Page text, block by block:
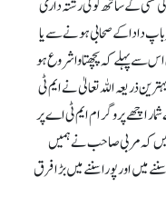
کسی کے ساتھ کوئی رشتہ داری
دادا کے صحابی ہونے سے یا
سے پہلے کہ پچھتاوا شروع ہو
ذریعہ اللہ تعالیٰ نے ایم ٹی
اچھے پروگرام ایم ٹی اے پر
کہ مربی صاحب نے ہمیں
میں اور پورا سننے میں بڑا فرق